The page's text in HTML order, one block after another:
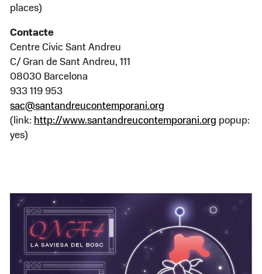
places)
Contacte
Centre Civic Sant Andreu
C/ Gran de Sant Andreu, 111
08030 Barcelona
933 119 953
sac@santandreucontemporani.org
(link: http://www.santandreucontemporani.org popup:
yes)